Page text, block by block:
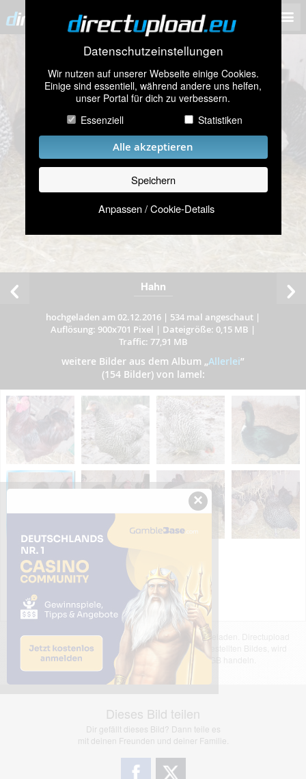
Datenschutzeinstellungen
Wir nutzen auf unserer Webseite einige Cookies.
Einige sind essentiell, während andere uns helfen,
unser Portal für dich zu verbessern.
Essenziell
Statistiken
Alle akzeptieren
Speichern
Anpassen / Cookie-Details
Hahn
hochgeladen am 02.12.2016 | 534 mal angeschaut |
Auflösung: 900x701 Pixel | Dateigröße: 0,15 MB |
Traffic: 77,91 MB
weitere Bilder aus dem Album „Allerlei”
(154 Bilder) von lamel:
Das dargestellte Bild wurde von einem Nutzer hochgeladen. Directupload
übernimmt keinerlei Haftung für den Inhalt des dargestellten Bildes, wird
jedoch bei Verstößen nach §2(3) unserer AGB handeln.
Dieses Bild teilen
Dir gefällt dieses Bild? Dann teile es
mit deinen Freunden und deiner Familie.
×